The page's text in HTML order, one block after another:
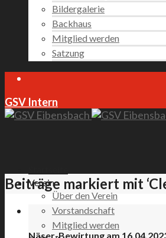
Bildergalerie
Backhaus
Mitglied werden
Satzung
GSV Intern
Verein
Über den Verein
Vorstandschaft
Mitglied werden
Beiträge markiert mit
Näser-Bewirtung am